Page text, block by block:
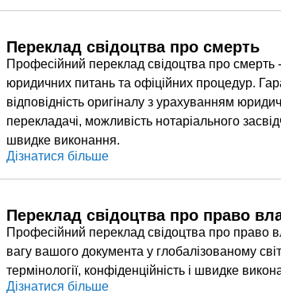
Переклад свідоцтва про смерть
Професійний переклад свідоцтва про смерть
юридичних питань та офіційних процедур.
відповідність оригіналу з урахуванням
перекладачі, можливість нотаріального
швидке виконання.
Дізнатися більше
Переклад свідоцтва про право
Професійний переклад свідоцтва про право
вагу вашого документа у глобалізованому
термінології, конфіденційність і швидке
Дізнатися більше